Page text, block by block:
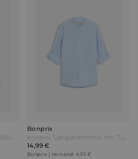
bonprix Hoodie aus reiner Bio-Baumwolle Schwarz
Bonprix
bonprix Langarmhemd mit Turn-Up aus reiner Baumwolle Blau
14,99 €
Bonprix | Versand: 4,95 €